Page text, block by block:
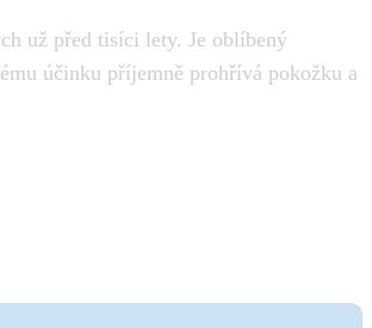
už před tisíci lety. Je oblíbený
účinku příjemně prohřívá pokožku a